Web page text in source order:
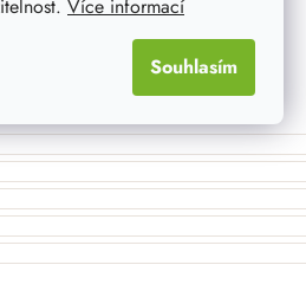
Více informací
Souhlasím